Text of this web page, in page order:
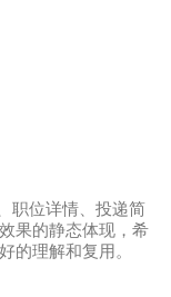
职位详情、投递简
果的静态体现，希
的理解和复用。